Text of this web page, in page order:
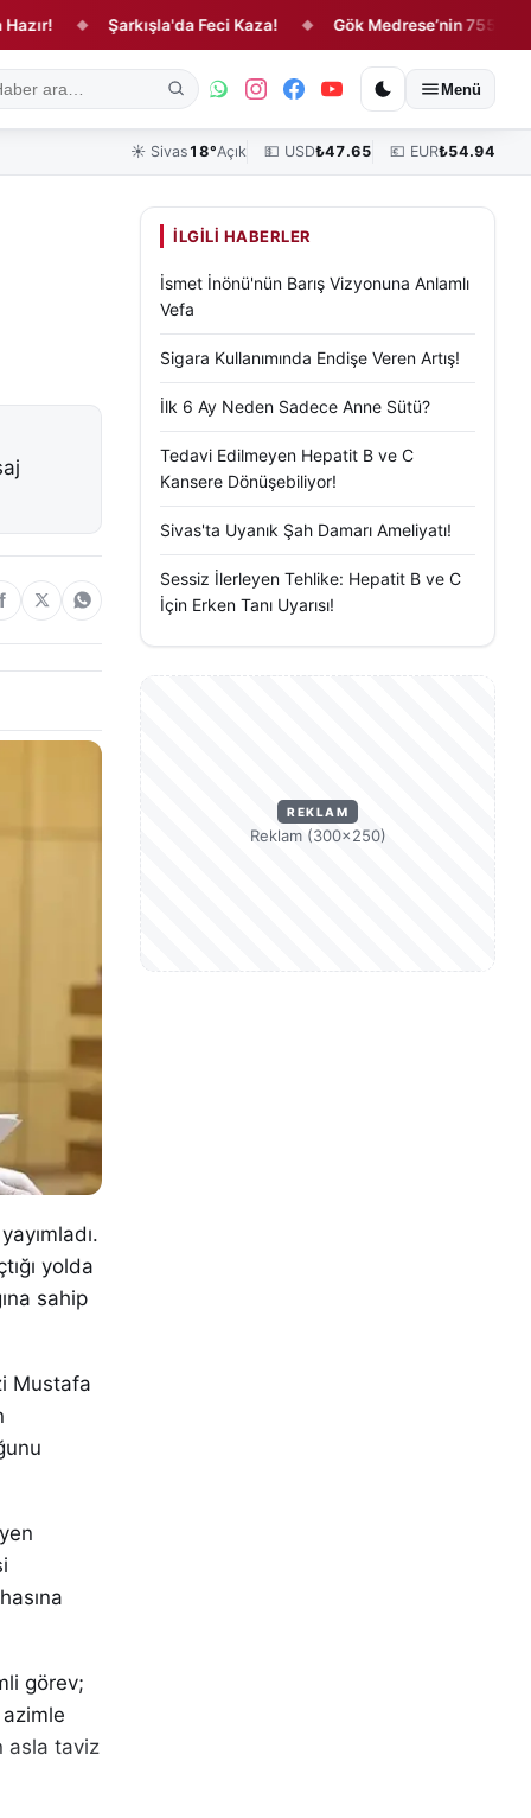
◆ Şarkışla'da Feci Kaza! ◆ Gök Medrese’nin 755 Yıllık
Kültür, Sanat ve Tarih Yaşam Sivas Vefat Edenler Köşe
Menü
☀️ Sivas 18°Açık 💵 USD₺47.65 💶 EUR₺54.94
yolda
sahip
Mustafa
görev;
asla taviz
İLGILI HABERLER
İsmet İnönü'nün Barış Vizyonuna Anlamlı
Vefa
Sigara Kullanımında Endişe Veren Artış!
İlk 6 Ay Neden Sadece Anne Sütü?
Tedavi Edilmeyen Hepatit B ve C
Kansere Dönüşebiliyor!
Sivas'ta Uyanık Şah Damarı Ameliyatı!
Sessiz İlerleyen Tehlike: Hepatit B ve C
İçin Erken Tanı Uyarısı!
REKLAM
Reklam (300×250)